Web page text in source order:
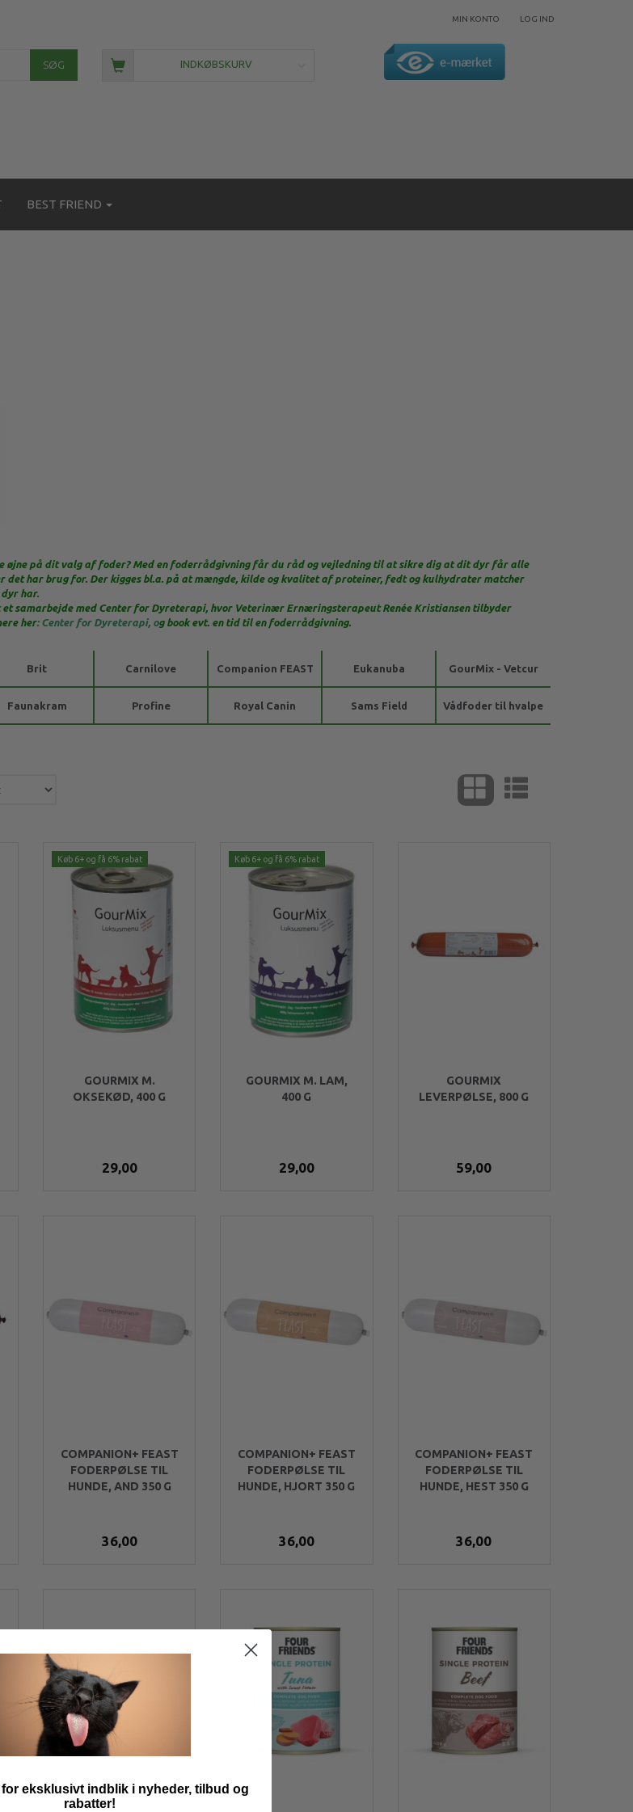
LOG IND
MIN KONTO
SØG INDKØBSKURV
BEST FRIEND
øjne på dit valg af foder? Med en foderrådgivning får du råd og vejledning til at sikre dig at dit dyr får alle
det har brug for. Der kigges bl.a. på at mængde, kilde og kvalitet af proteiner, fedt og kulhydrater matcher
har.
samarbejde med Center for Dyreterapi, hvor Veterinær Ernæringsterapeut Renée Kristiansen tilbyder
her: Center for Dyreterapi, og book evt. en tid til en foderrådgivning.
Brit Carnilove Companion FEAST Eukanuba GourMix - Vetcur
Faunakram Profine Royal Canin Sams Field Vådfoder til hvalpe
Køb 6+ og få 6% rabat
GOURMIX M.
OKSEKØD, 400 G
29,00
Køb 6+ og få 6% rabat
GOURMIX M. LAM,
400 G
29,00
GOURMIX
LEVERPØLSE, 800 G
59,00
COMPANION+ FEAST
FODERPØLSE TIL
HUNDE, AND 350 G
36,00
COMPANION+ FEAST
FODERPØLSE TIL
HUNDE, HJORT 350 G
36,00
COMPANION+ FEAST
FODERPØLSE TIL
HUNDE, HEST 350 G
36,00
eksklusivt indblik i nyheder, tilbud og
rabatter!